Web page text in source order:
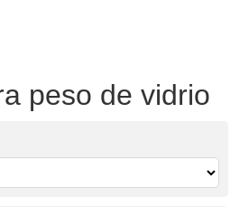
peso de vidrio